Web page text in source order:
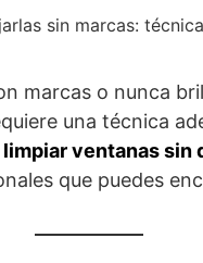
sin marcas:
marcas o nunca
una técnica
ventanas sin
que puedes